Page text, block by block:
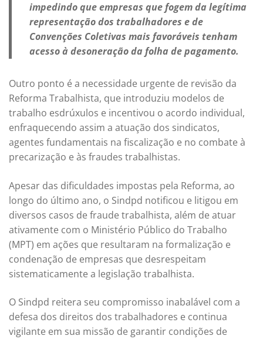
impedindo que empresas que fogem da legítima
representação dos trabalhadores e de
Convenções Coletivas mais favoráveis tenham
acesso à desoneração da folha de pagamento.
Outro ponto é a necessidade urgente de revisão da
Reforma Trabalhista, que introduziu modelos de
trabalho esdrúxulos e incentivou o acordo individual,
enfraquecendo assim a atuação dos sindicatos,
agentes fundamentais na fiscalização e no combate à
precarização e às fraudes trabalhistas.
Apesar das dificuldades impostas pela Reforma, ao
longo do último ano, o Sindpd notificou e litigou em
diversos casos de fraude trabalhista, além de atuar
ativamente com o Ministério Público do Trabalho
(MPT) em ações que resultaram na formalização e
condenação de empresas que desrespeitam
sistematicamente a legislação trabalhista.
O Sindpd reitera seu compromisso inabalável com a
defesa dos direitos dos trabalhadores e continua
vigilante em sua missão de garantir condições de